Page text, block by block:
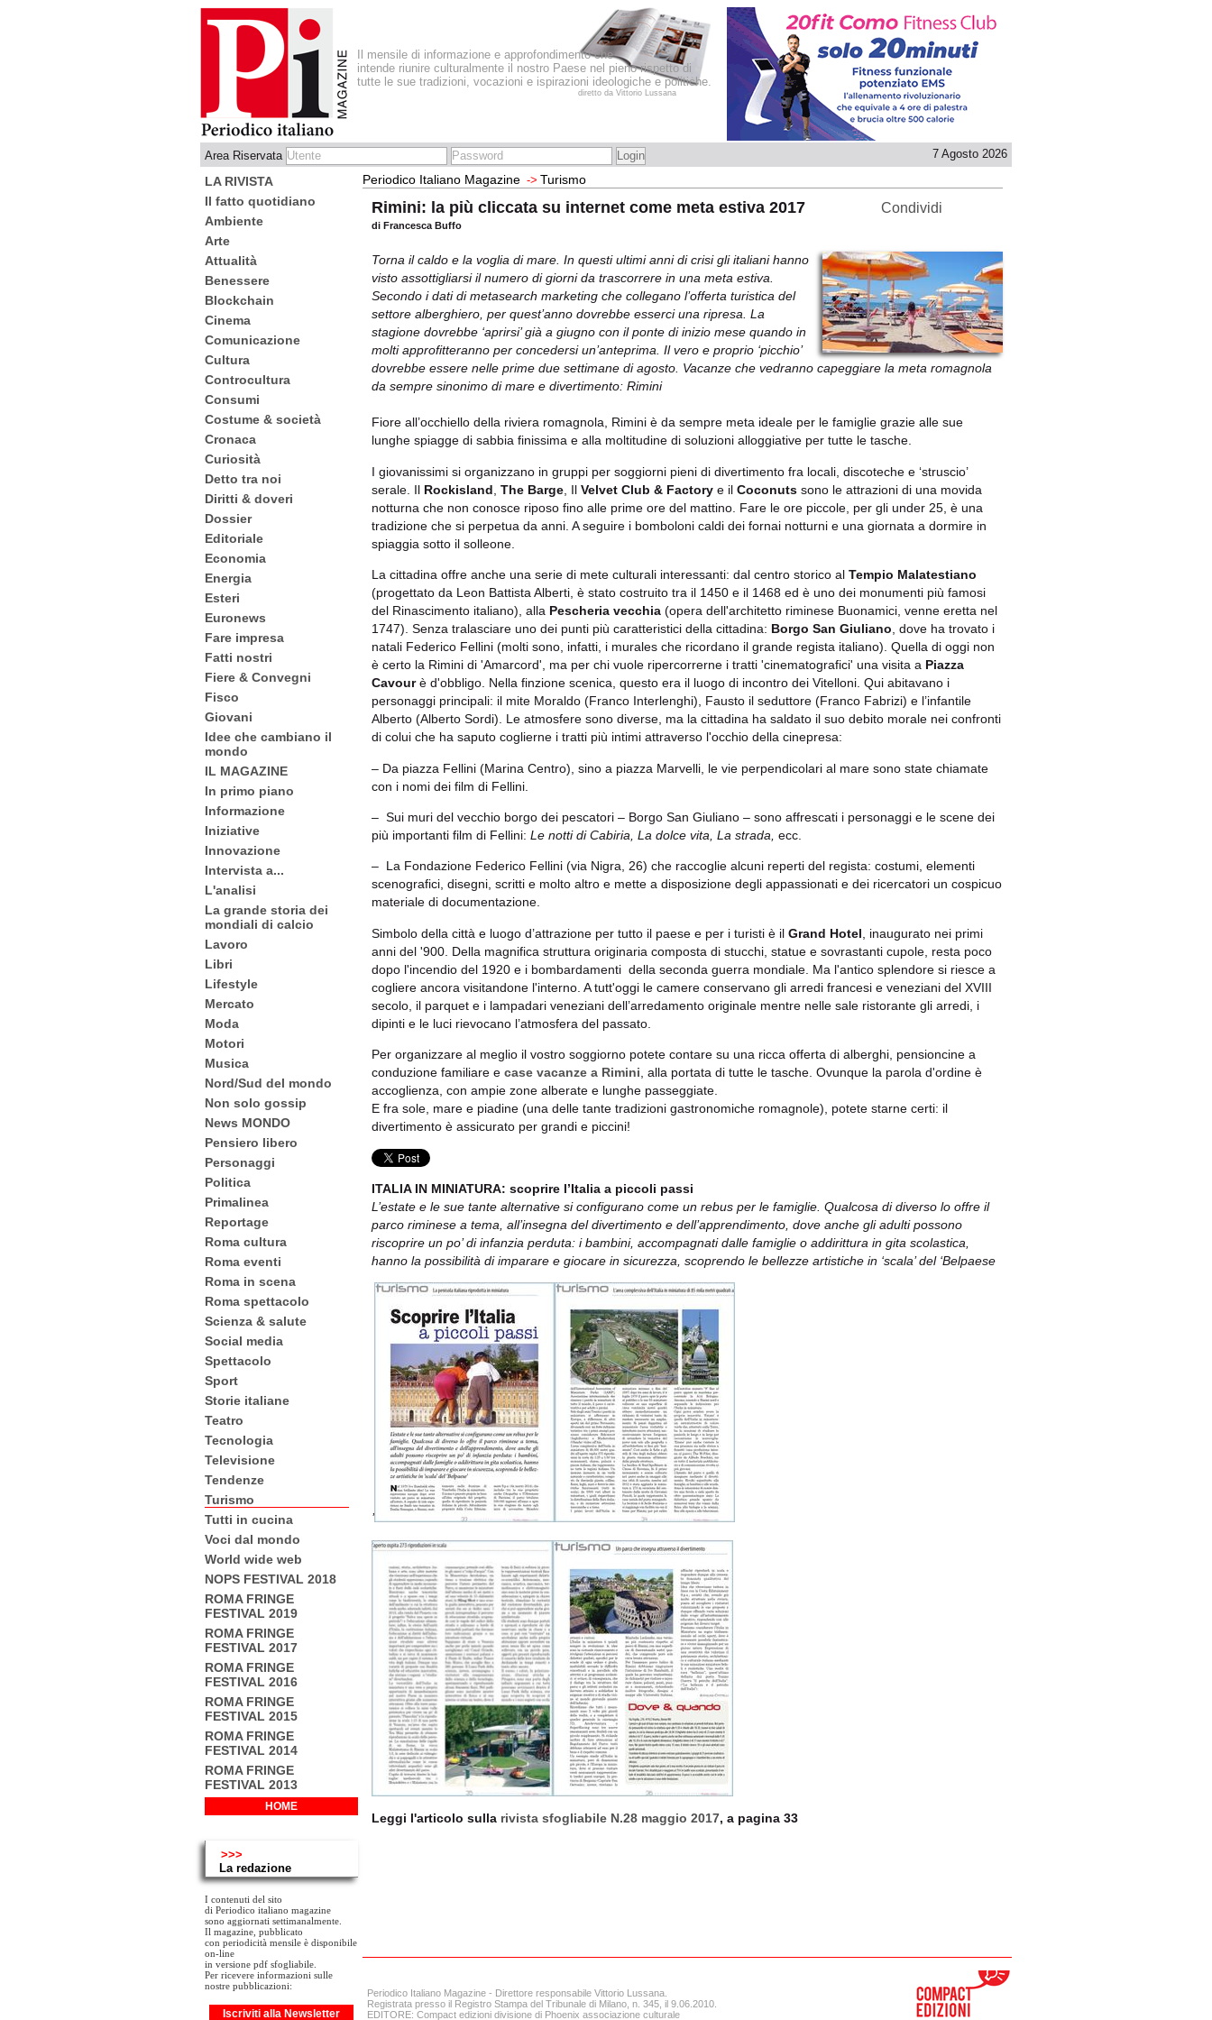
Il mensile di informazione e approfondimento che
intende riunire culturalmente il nostro Paese nel pieno rispetto di
tutte le sue tradizioni, vocazioni e ispirazioni ideologiche e politiche.
diretto da Vittorio Lussana
Area Riservata 7 Agosto 2026
LA RIVISTA
Il fatto quotidiano
Ambiente
Arte
Attualità
Benessere
Blockchain
Cinema
Comunicazione
Cultura
Controcultura
Consumi
Costume & società
Cronaca
Curiosità
Detto tra noi
Diritti & doveri
Dossier
Editoriale
Economia
Energia
Esteri
Euronews
Fare impresa
Fatti nostri
Fiere & Convegni
Fisco
Giovani
Idee che cambiano il
mondo
IL MAGAZINE
In primo piano
Informazione
Iniziative
Innovazione
Intervista a...
L'analisi
La grande storia dei
mondiali di calcio
Lavoro
Libri
Lifestyle
Mercato
Moda
Motori
Musica
Nord/Sud del mondo
Non solo gossip
News MONDO
Pensiero libero
Personaggi
Politica
Primalinea
Reportage
Roma cultura
Roma eventi
Roma in scena
Roma spettacolo
Scienza & salute
Social media
Spettacolo
Sport
Storie italiane
Teatro
Tecnologia
Televisione
Tendenze
Turismo
Tutti in cucina
Voci dal mondo
World wide web
NOPS FESTIVAL 2018
ROMA FRINGE
FESTIVAL 2019
ROMA FRINGE
FESTIVAL 2017
ROMA FRINGE
FESTIVAL 2016
ROMA FRINGE
FESTIVAL 2015
ROMA FRINGE
FESTIVAL 2014
ROMA FRINGE
FESTIVAL 2013
HOME
>>>
La redazione
I contenuti del sito
di Periodico italiano magazine
sono aggiornati settimanalmente.
Il magazine, pubblicato
con periodicità mensile è disponibile
on-line
in versione pdf sfogliabile.
Per ricevere informazioni sulle
nostre pubblicazioni:
Iscriviti alla Newsletter
Periodico Italiano Magazine -> Turismo
Rimini: la più cliccata su internet come meta estiva 2017
di Francesca Buffo
Condividi
Torna il caldo e la voglia di mare. In questi ultimi anni di crisi gli italiani hanno
visto assottigliarsi il numero di giorni da trascorrere in una meta estiva.
Secondo i dati di metasearch marketing che collegano l’offerta turistica del
settore alberghiero, per quest’anno dovrebbe esserci una ripresa. La
stagione dovrebbe ‘aprirsi’ già a giugno con il ponte di inizio mese quando in
molti approfitteranno per concedersi un’anteprima. Il vero e proprio ‘picchio’
dovrebbe essere nelle prime due settimane di agosto. Vacanze che vedranno capeggiare la meta romagnola
da sempre sinonimo di mare e divertimento: Rimini
Fiore all’occhiello della riviera romagnola, Rimini è da sempre meta ideale per le famiglie grazie alle sue
lunghe spiagge di sabbia finissima e alla moltitudine di soluzioni alloggiative per tutte le tasche.
I giovanissimi si organizzano in gruppi per soggiorni pieni di divertimento fra locali, discoteche e ‘struscio’
serale. Il Rockisland The Barge , Il Velvet Club & Factory e il Coconuts sono le attrazioni di una movida
notturna che non conosce riposo fino alle prime ore del mattino. Fare le ore piccole, per gli under 25, è una
tradizione che si perpetua da anni. A seguire i bomboloni caldi dei fornai notturni e una giornata a dormire in
spiaggia sotto il solleone.
La cittadina offre anche una serie di mete culturali interessanti: dal centro storico al Tempio Malatestiano
(progettato da Leon Battista Alberti, è stato costruito tra il 1450 e il 1468 ed è uno dei monumenti più famosi
del Rinascimento italiano), alla Pescheria vecchia (opera dell'architetto riminese Buonamici, venne eretta nel
1747). Senza tralasciare uno dei punti più caratteristici della cittadina: Borgo San Giuliano , dove ha trovato i
natali Federico Fellini (molti sono, infatti, i murales che ricordano il grande regista italiano). Quella di oggi non
è certo la Rimini di 'Amarcord', ma per chi vuole ripercorrerne i tratti 'cinematografici' una visita a Piazza
Cavourè d'obbligo. Nella finzione scenica, questo era il luogo di incontro dei Vitelloni. Qui abitavano i
personaggi principali: il mite Moraldo (Franco Interlenghi), Fausto il seduttore (Franco Fabrizi) e l’infantile
Alberto (Alberto Sordi). Le atmosfere sono diverse, ma la cittadina ha saldato il suo debito morale nei confronti
di colui che ha saputo coglierne i tratti più intimi attraverso l'occhio della cinepresa:
– Da piazza Fellini (Marina Centro), sino a piazza Marvelli, le vie perpendicolari al mare sono state chiamate
con i nomi dei film di Fellini.
– Sui muri del vecchio borgo dei pescatori – Borgo San Giuliano – sono affrescati i personaggi e le scene dei
più importanti film di Fellini: Le notti di Cabiria, La dolce vita, La strada, ecc.
– La Fondazione Federico Fellini (via Nigra, 26) che raccoglie alcuni reperti del regista: costumi, elementi
scenografici, disegni, scritti e molto altro e mette a disposizione degli appassionati e dei ricercatori un cospicuo
materiale di documentazione.
Simbolo della città e luogo d’attrazione per tutto il paese e per i turisti è il Grand Hotel , inaugurato nei primi
anni del '900. Della magnifica struttura originaria composta di stucchi, statue e sovrastanti cupole, resta poco
dopo l'incendio del 1920 e i bombardamenti della seconda guerra mondiale. Ma l'antico splendore si riesce a
cogliere ancora visitandone l'interno. A tutt'oggi le camere conservano gli arredi francesi e veneziani del XVIII
secolo, il parquet e i lampadari veneziani dell’arredamento originale mentre nelle sale ristorante gli arredi, i
dipinti e le luci rievocano l’atmosfera del passato.
Per organizzare al meglio il vostro soggiorno potete contare su una ricca offerta di alberghi, pensioncine a
conduzione familiare e case vacanze a Rimini , alla portata di tutte le tasche. Ovunque la parola d'ordine è
accoglienza, con ampie zone alberate e lunghe passeggiate.
E fra sole, mare e piadine (una delle tante tradizioni gastronomiche romagnole), potete starne certi: il
divertimento è assicurato per grandi e piccini!
ITALIA IN MINIATURA: scoprire l’Italia a piccoli passi
L’estate e le sue tante alternative si configurano come un rebus per le famiglie. Qualcosa di diverso lo offre il
parco riminese a tema, all’insegna del divertimento e dell’apprendimento, dove anche gli adulti possono
riscoprire un po’ di infanzia perduta: i bambini, accompagnati dalle famiglie o addirittura in gita scolastica,
hanno la possibilità di imparare e giocare in sicurezza, scoprendo le bellezze artistiche in ‘scala’ del ‘Belpaese
’
Leggi l'articolo sulla rivista sfogliabile N.28 maggio 2017, a pagina 33
Periodico Italiano Magazine - Direttore responsabile Vittorio Lussana.
Registrata presso il Registro Stampa del Tribunale di Milano, n. 345, il 9.06.2010.
EDITORE: Compact edizioni divisione di Phoenix associazione culturale